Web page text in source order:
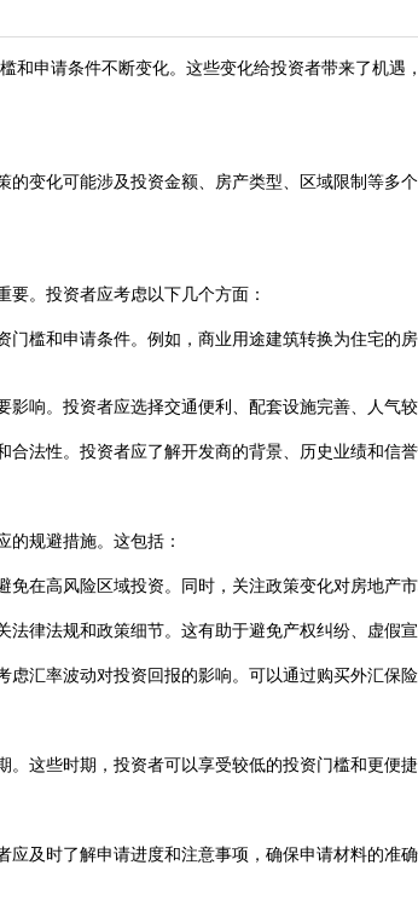
和申请条件不断变化。这些变化给投资者带来了机
化可能涉及投资金额、房产类型、区域限制等多
。投资者应考虑以下几个方面：
和申请条件。例如，商业用途建筑转换为住宅的
。投资者应选择交通便利、配套设施完善、人气较
性。投资者应了解开发商的背景、历史业绩和信誉
规避措施。这包括：
高风险区域投资。同时，关注政策变化对房地产市
法规和政策细节。这有助于避免产权纠纷、虚假宣
率波动对投资回报的影响。可以通过购买外汇保险
些时期，投资者可以享受较低的投资门槛和更便
时了解申请进度和注意事项，确保申请材料的准